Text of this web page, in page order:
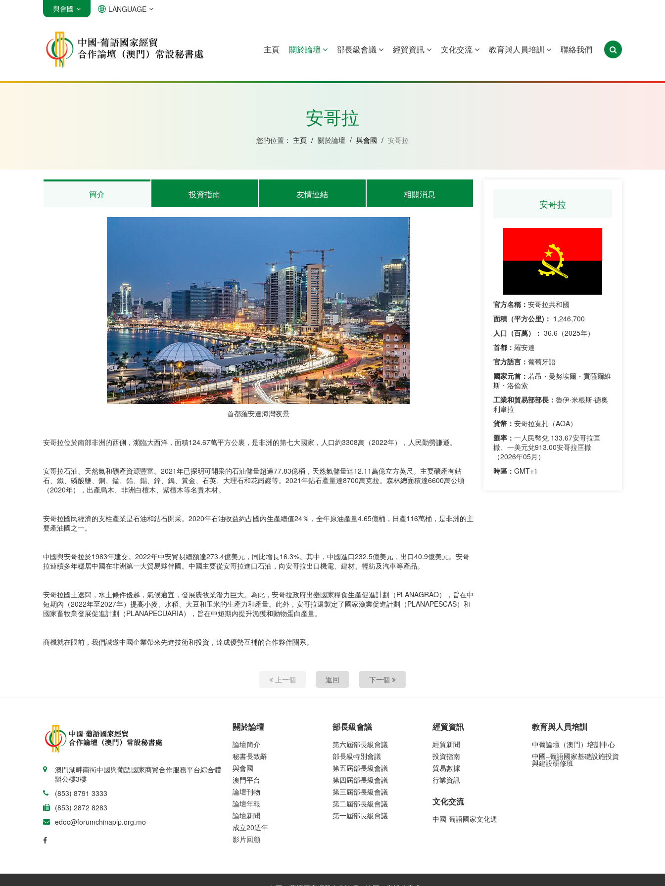
安哥拉 巴西 佛得角 幾內亞比紹 赤道幾內亞 莫桑比克 葡萄牙 聖多美和普林西比 東帝汶
與會國 LANGUAGE
主頁 關於論壇 部長級會議 經貿資訊 文化交流 教育與人員培訓 聯絡我們
安哥拉
您的位置： 主頁 / 關於論壇 / 與會國 / 安哥拉
安哥拉
官方名稱： 安哥拉共和國
面積（平方公里)： 1,246,700
人口（百萬）： 36.6（2025年）
首都： 羅安達
官方語言： 葡萄牙語
國家元首： 若昂・曼努埃爾・貢薩爾維
斯・洛倫索
工業和貿易部部長： 魯伊·米根斯·德奧
利韋拉
貨幣： 安哥拉寬扎（AOA）
匯率： 一人民幣兌 133.67安哥拉匡
撒、一美元兌913.00安哥拉匡撒
（2026年05月）
時區： GMT+1
簡介 投資指南 友情連結 相關消息
首都羅安達海灣夜景
安哥拉位於南部非洲的西側，瀕臨大西洋，面積124.67萬平方公裏，是非洲的第七大國家，人口約3308萬（2022年），人民勤勞謙遜。
安哥拉石油、天然氣和礦產資源豐富。2021年已探明可開采的石油儲量超過77.83億桶，天然氣儲量達12.11萬億立方英尺。主要礦產有鉆
石、鐵、磷酸鹽、銅、錳、鉛、錫、鋅、鎢、黃金、石英、大理石和花崗巖等。2021年鉆石產量達8700萬克拉。森林總面積達6600萬公頃
（2020年），出產烏木、非洲白檀木、紫檀木等名貴木材。
安哥拉國民經濟的支柱產業是石油和鉆石開采。2020年石油收益約占國內生產總值24％，全年原油產量4.65億桶，日產116萬桶，是非洲的主
要產油國之一。
中國與安哥拉於1983年建交。2022年中安貿易總額達273.4億美元，同比增長16.3%。其中，中國進口232.5億美元，出口40.9億美元。安哥
拉連續多年穩居中國在非洲第一大貿易夥伴國。中國主要從安哥拉進口石油，向安哥拉出口機電、建材、輕紡及汽車等產品。
安哥拉國土遼闊，水土條件優越，氣候適宜，發展農牧業潛力巨大。為此，安哥拉政府出臺國家糧食生產促進計劃（PLANAGRÃO），旨在中
短期內（2022年至2027年）提高小麥、水稻、大豆和玉米的生產力和產量。此外，安哥拉還製定了國家漁業促進計劃（PLANAPESCAS）和
國家畜牧業發展促進計劃（PLANAPECUARIA），旨在中短期內提升漁獲和動物蛋白產量。
商機就在眼前，我們誠邀中國企業帶來先進技術和投資，達成優勢互補的合作夥伴關系。
上一個 返回 下一個
澳門湖畔南街中國與葡語國家商貿合作服務平台綜合體
辦公樓3樓
(853) 8791 3333
(853) 2872 8283
edoc@forumchinaplp.org.mo
關於論壇
論壇簡介
秘書長致辭
與會國
澳門平台
論壇刊物
論壇年報
論壇新聞
成立20週年
影片回顧
部長級會議
第六屆部長級會議
部長級特別會議
第五屆部長級會議
第四屆部長級會議
第三屆部長級會議
第二屆部長級會議
第一屆部長級會議
經貿資訊
經貿新聞
投資指南
貿易數據
行業資訊
文化交流
中國-葡語國家文化週
教育與人員培訓
中葡論壇（澳門）培訓中心
中國–葡語國家基礎設施投資
與建設研修班